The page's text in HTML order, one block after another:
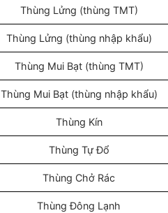
Thùng Lửng (thùng TMT)
Thùng Lửng (thùng nhập khẩu)
Thùng Mui Bạt (thùng TMT)
Thùng Mui Bạt (thùng nhập khẩu)
Thùng Kín
Thùng Tự Đổ
Thùng Chở Rác
Thùng Đông Lạnh